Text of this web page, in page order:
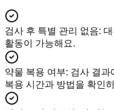
검사 후 특별 관리 없음:
활동이 가능해요.
약물 복용 여부: 검사 결과
복용 시간과 방법을 확인